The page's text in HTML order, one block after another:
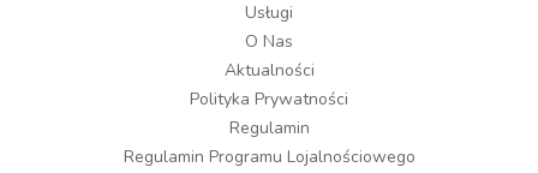
Usługi
O Nas
Aktualności
Polityka Prywatności
Regulamin
Regulamin Programu Lojalnościowego